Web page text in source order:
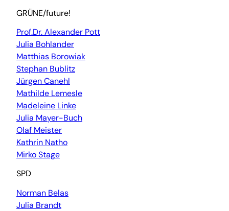
GRÜNE/future!
Prof.Dr. Alexander Pott
Julia Bohlander
Matthias Borowiak
Stephan Bublitz
Jürgen Canehl
Mathilde Lemesle
Madeleine Linke
Julia Mayer-Buch
Olaf Meister
Kathrin Natho
Mirko Stage
SPD
Norman Belas
Julia Brandt